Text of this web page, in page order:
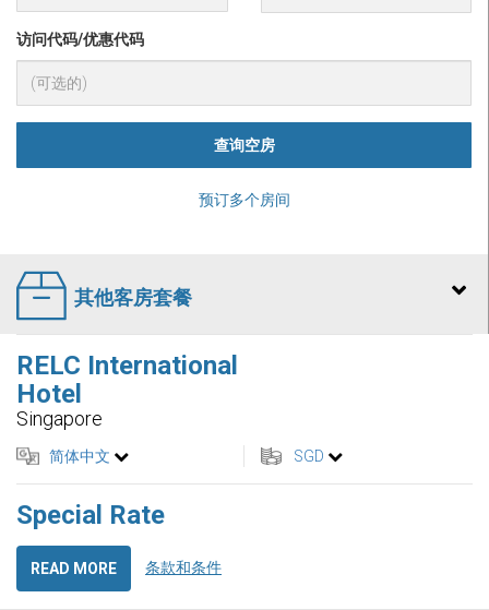
访问代码/优惠代码
查询空房
预订多个房间
其他客房套餐
RELC International
Hotel
Singapore
简体中文 SGD
Special Rate
READ MORE 条款和条件